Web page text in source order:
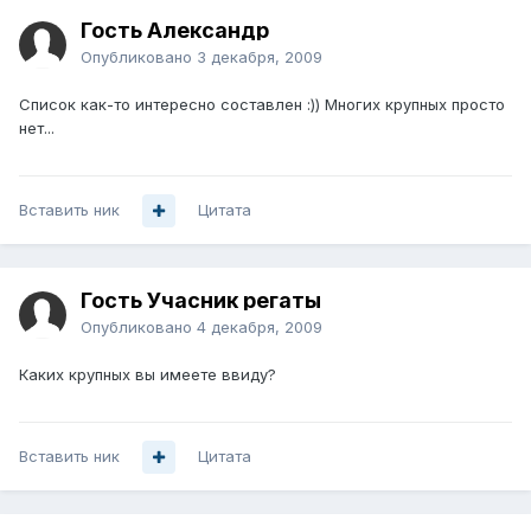
Гость Александр
Опубликовано 3 декабря, 2009
Список как-то интересно составлен :)) Многих крупных просто
нет...
Вставить ник Цитата
Гость Учасник регаты
Опубликовано 4 декабря, 2009
Каких крупных вы имеете ввиду?
Вставить ник Цитата